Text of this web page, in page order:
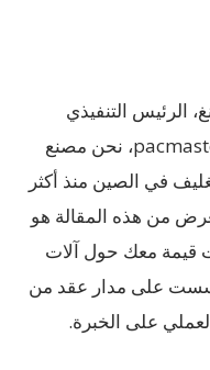
الرئيس التنفيذي
لشركة pacmastery.com، نحن مصنع
في الصين منذ أكثر
والغرض من هذه المقالة هو
قيمة معك حول آلات
على مدار عقد من
على الخبرة.